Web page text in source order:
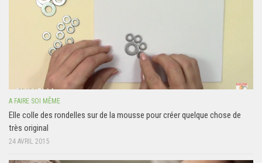
A FAIRE SOI MÊME
Elle colle des rondelles sur de la mousse pour créer quelque chose de
très original
24 AVRIL 2015